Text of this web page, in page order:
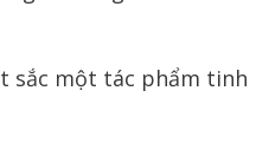
sắc một tác phẩm tinh